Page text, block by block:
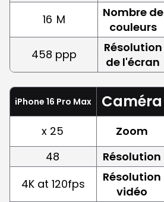
16 M
Nombre de
couleurs
458 ppp
Résolution
de l'écran
iPhone 16 Pro Max Caméra
x 25 Zoom
48
Résolution
4K at 120fps
Résolution
vidéo